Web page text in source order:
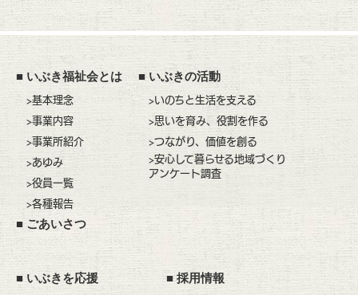
■ いぶき福祉会とは
>基本理念
>事業内容
>事業所紹介
>あゆみ
>役員一覧
>各種報告
■ごあいさつ
■いぶきの活動
>いのちと生活を支える
>思いを育み、役割を作る
>つながり、価値を創る
>安心して暮らせる地域づくり
アンケート調査
■ いぶきを応援 ■採用情報